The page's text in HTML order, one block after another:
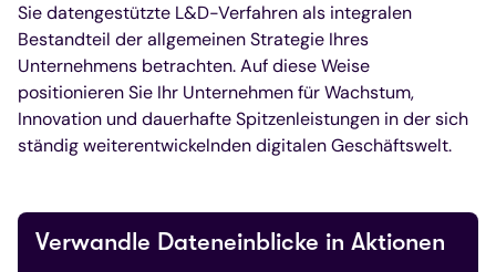
Sie datengestützte L&D-Verfahren als integralen
Bestandteil der allgemeinen Strategie Ihres
Unternehmens betrachten. Auf diese Weise
positionieren Sie Ihr Unternehmen für Wachstum,
Innovation und dauerhafte Spitzenleistungen in der sich
ständig weiterentwickelnden digitalen Geschäftswelt.
Verwandle Dateneinblicke in Aktionen